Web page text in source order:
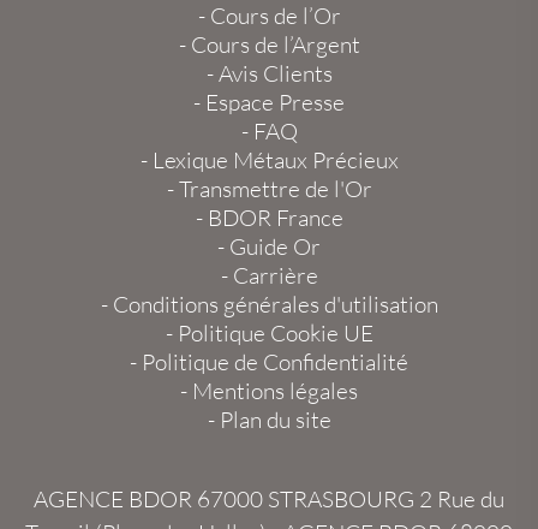
- Cours de l’Or
- Cours de l’Argent
-Avis Clients
- Espace Presse
- FAQ
- Lexique Métaux Précieux
-Transmettre de l'Or
- BDOR France
- Guide Or
- Carrière
- Conditions générales d'utilisation
- Politique Cookie UE
- Politique de Confidentialité
- Mentions légales
- Plan du site
AGENCE BDOR 67000 STRASBOURG 2 Rue du